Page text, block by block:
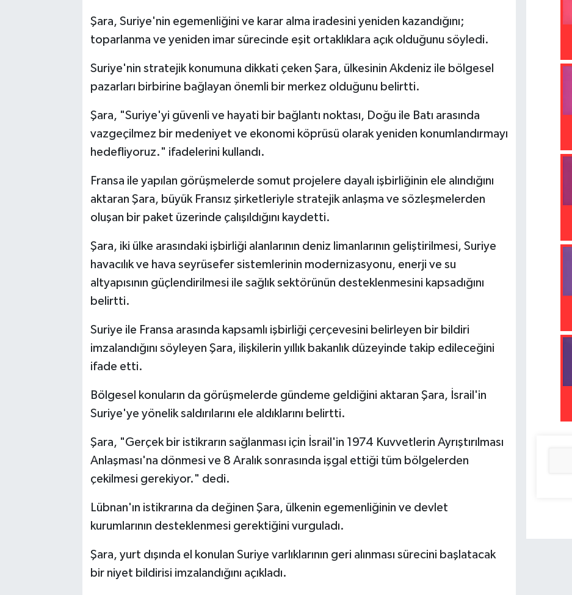
Şara, Suriye'nin egemenliğini ve karar alma iradesini yeniden kazandığını;
toparlanma ve yeniden imar sürecinde eşit ortaklıklara açık olduğunu söyledi.
Suriye'nin stratejik konumuna dikkati çeken Şara, ülkesinin Akdeniz ile bölgesel
pazarları birbirine bağlayan önemli bir merkez olduğunu belirtti.
Şara, "Suriye'yi güvenli ve hayati bir bağlantı noktası, Doğu ile Batı arasında
vazgeçilmez bir medeniyet ve ekonomi köprüsü olarak yeniden konumlandırmayı
hedefliyoruz." ifadelerini kullandı.
Fransa ile yapılan görüşmelerde somut projelere dayalı işbirliğinin ele alındığını
aktaran Şara, büyük Fransız şirketleriyle stratejik anlaşma ve sözleşmelerden
oluşan bir paket üzerinde çalışıldığını kaydetti.
Şara, iki ülke arasındaki işbirliği alanlarının deniz limanlarının geliştirilmesi, Suriye
havacılık ve hava seyrüsefer sistemlerinin modernizasyonu, enerji ve su
altyapısının güçlendirilmesi ile sağlık sektörünün desteklenmesini kapsadığını
belirtti.
Suriye ile Fransa arasında kapsamlı işbirliği çerçevesini belirleyen bir bildiri
imzalandığını söyleyen Şara, ilişkilerin yıllık bakanlık düzeyinde takip edileceğini
ifade etti.
Bölgesel konuların da görüşmelerde gündeme geldiğini aktaran Şara, İsrail'in
Suriye'ye yönelik saldırılarını ele aldıklarını belirtti.
Şara, "Gerçek bir istikrarın sağlanması için İsrail'in 1974 Kuvvetlerin Ayrıştırılması
Anlaşması'na dönmesi ve 8 Aralık sonrasında işgal ettiği tüm bölgelerden
çekilmesi gerekiyor." dedi.
Lübnan'ın istikrarına da değinen Şara, ülkenin egemenliğinin ve devlet
kurumlarının desteklenmesi gerektiğini vurguladı.
Şara, yurt dışında el konulan Suriye varlıklarının geri alınması sürecini başlatacak
bir niyet bildirisi imzalandığını açıkladı.